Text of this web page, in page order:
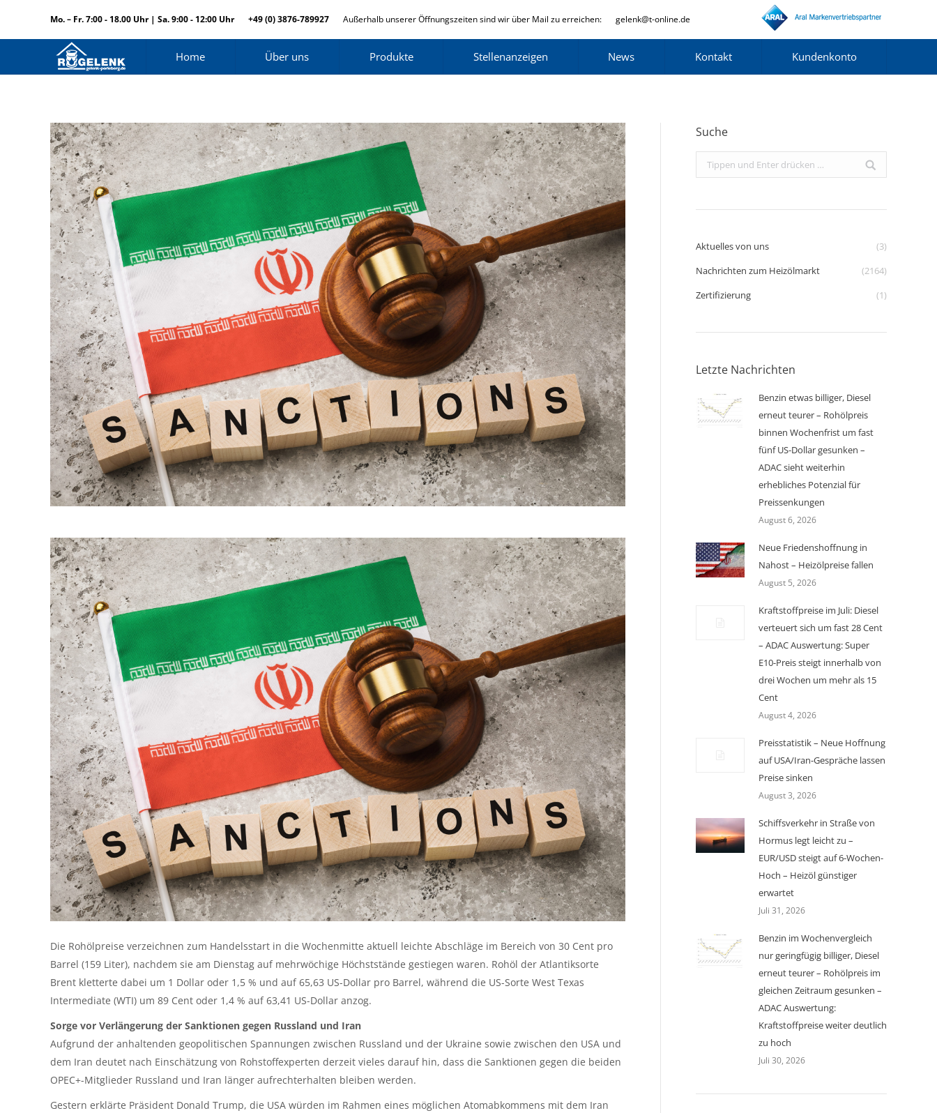
Mo. – Fr. 7:00 - 18.00 Uhr | Sa. 9:00 - 12:00 Uhr +49 (0) 3876-789927 Außerhalb unserer Öffnungszeiten sind wir über Mail zu erreichen: gelenk@t-online.de
Home Über uns Produkte Stellenanzeigen News Kontakt Kundenkonto
Die Rohölpreise verzeichnen zum Handelsstart in die Wochenmitte aktuell leichte Abschläge im Bereich von 30 Cent pro
Barrel (159 Liter), nachdem sie am Dienstag auf mehrwöchige Höchststände gestiegen waren. Rohöl der Atlantiksorte
Brent kletterte dabei um 1 Dollar oder 1,5 % und auf 65,63 US-Dollar pro Barrel, während die US-Sorte West Texas
Intermediate (WTI) um 89 Cent oder 1,4 % auf 63,41 US-Dollar anzog.
Sorge vor Verlängerung der Sanktionen gegen Russland und Iran
Aufgrund der anhaltenden geopolitischen Spannungen zwischen Russland und der Ukraine sowie zwischen den USA und
dem Iran deutet nach Einschätzung von Rohstoffexperten derzeit vieles darauf hin, dass die Sanktionen gegen die beiden
OPEC+-Mitglieder Russland und Iran länger aufrechterhalten bleiben werden.
Gestern erklärte Präsident Donald Trump, die USA würden im Rahmen eines möglichen Atomabkommens mit dem Iran
Suche
Search:
Aktuelles von uns
(3)
Nachrichten zum Heizölmarkt
(2164)
Zertifizierung
(1)
Letzte Nachrichten
Benzin etwas billiger, Diesel
erneut teurer – Rohölpreis
binnen Wochenfrist um fast
fünf US-Dollar gesunken –
ADAC sieht weiterhin
erhebliches Potenzial für
Preissenkungen
August 6, 2026
Neue Friedenshoffnung in
Nahost – Heizölpreise fallen
August 5, 2026
Kraftstoffpreise im Juli: Diesel
verteuert sich um fast 28 Cent
– ADAC Auswertung: Super
E10-Preis steigt innerhalb von
drei Wochen um mehr als 15
Cent
August 4, 2026
Preisstatistik – Neue Hoffnung
auf USA/Iran-Gespräche lassen
Preise sinken
August 3, 2026
Schiffsverkehr in Straße von
Hormus legt leicht zu –
EUR/USD steigt auf 6-Wochen-
Hoch – Heizöl günstiger
erwartet
Juli 31, 2026
Benzin im Wochenvergleich
nur geringfügig billiger, Diesel
erneut teurer – Rohölpreis im
gleichen Zeitraum gesunken –
ADAC Auswertung:
Kraftstoffpreise weiter deutlich
zu hoch
Juli 30, 2026